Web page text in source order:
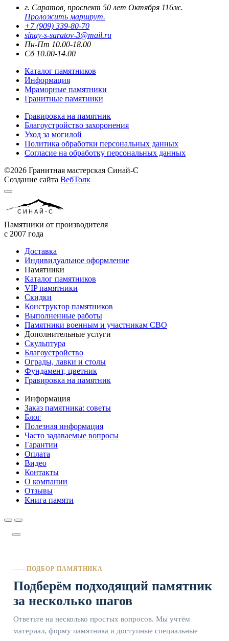
г. Саратов, проспект 50 лет Октября 116ж.
Проложить маршрут.
+7 (909) 339-80-70
sinay-s-saratov-3@mail.ru
Пн-Пт 10.00-18.00
Сб 10.00-14.00
Каталог памятников
Информация
Мраморные памятники
Гранитные памятники
Гравировка на памятник
Благоустройство захоронения
Уход за могилой
Политика обработки персональных данных
Согласие на обработку персональных данных
©2026 Гранитная мастерская Синай-С
Создание сайта ВебТолк
СИНАЙ-С
Памятники от производителя
с 2007 года
Доставка
Индивидуальное оформление
Памятники
Каталог памятников
VIP памятники
Скидки
Конструктор памятников
Выполненные работы
Памятники военным и участникам СВО
Дополнительные услуги
Скульптура
Благоустройство
Ограды, лавки и столы
Фундамент, цветник
Гравировка на памятник
Информация
Заказ памятника: советы
Блог
Полезная информация
Часто задаваемые вопросы
Гарантии
Оплата
Видео
Контакты
О компании
Отзывы
Книга памяти
ПОДБОР ПАМЯТНИКА
Подберём подходящий памятник
за несколько шагов
Ответьте на несколько простых вопросов. Мы учтём
материал, форму памятника и доступные специальные